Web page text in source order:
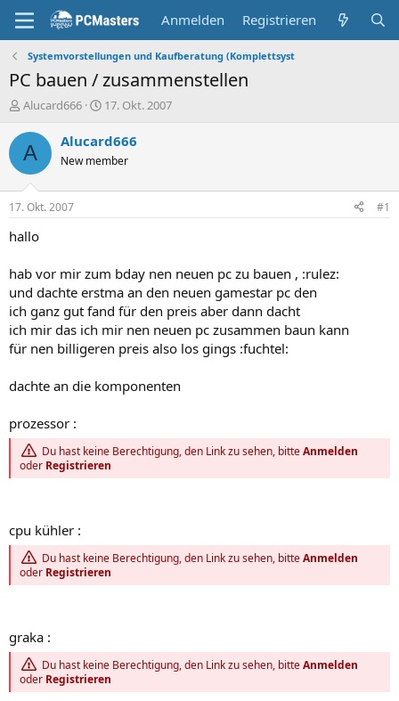
Anmelden Registrieren
Systemvorstellungen und Kaufberatung (Komplettsyst
PC bauen / zusammenstellen
E
s
t
e
r
Alucard666
E
s
e
t
17. Okt. 2007
A Alucard666
New member
17. Okt. 2007 #1
hallo
hab vor mir zum bday nen neuen pc zu bauen , :rulez:
und dachte erstma an den neuen gamestar pc den
ich ganz gut fand für den preis aber dann dacht
ich mir das ich mir nen neuen pc zusammen baun kann
für nen billigeren preis also los gings :fuchtel:
dachte an die komponenten
prozessor :
Du hast keine Berechtigung, den Link zu sehen, bitteAnmelden
oder Registrieren
cpu kühler :
Du hast keine Berechtigung, den Link zu sehen, bitteAnmelden
oder Registrieren
graka :
Du hast keine Berechtigung, den Link zu sehen, bitteAnmelden
oder Registrieren